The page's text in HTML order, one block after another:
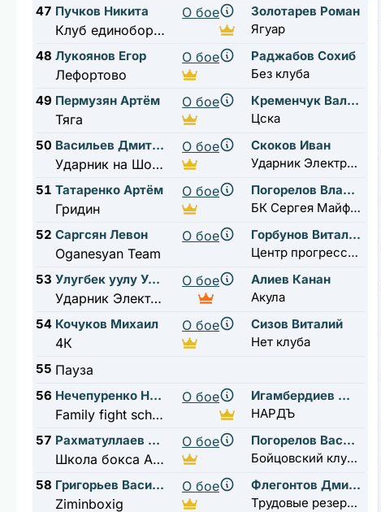
47 Пучков Никита
Клуб единоборств Raskat
О бое
Золотарев Роман
Ягуар
48 Лукоянов Егор
Лефортово
О бое
Раджабов Сохиб
Без клуба
49 Пермузян Артём
Тяга
О бое
Кременчук Валерий
Цска
50
Васильев Дмитрий
Ударник на Шоссе Энтузиастов
О бое
Скоков Иван
Ударник Электрозаводская
51 Татаренко Артём
Гридин
О бое
Погорелов Владислав
БК Сергея Майфата
52 Саргсян Левон
Oganesyan Team
О бое
Горбунов Виталий
Центр прогресса бокса
53
Улугбек уулу Умиджон
Ударник Электрозаводская
О бое
Алиев Канан
Акула
54 Кочуков Михаил
4К
О бое
Сизов Виталий
Нет клуба
55 Пауза
56 Нечепуренко Николай
Family fight school
О бое
Игамбердиев Юсуф
НАРДЪ
57
Рахматуллаев Мунис
Школа бокса Анатолия Александрова
О бое
Погорелов Василий
Бойцовский клуб Высота
58
Григорьев Василий
Ziminboxig
О бое
Флегонтов Дмитрий
Трудовые резервы